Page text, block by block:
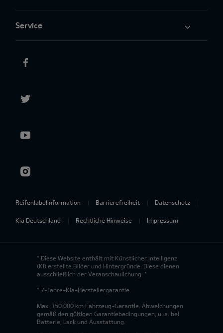
Service
Reifenlabelinformation Barrierefreiheit Datenschutz
Kia Deutschland Rechtliche Hinweise Impressum
* Diese Website enthält mit Künstlicher Intelligenz
(KI) erstellte Bilder und Hintergründe. Diese dienen
ausschließlich der Veranschaulichung. *
* 7-Jahre-Kia-Herstellergarantie
Max. 150.000 km Fahrzeug-Garantie. Abweichungen
gemäß den gültigen Garantiebedingungen, u. a. bei
Batterie, Lack und Ausstattung.